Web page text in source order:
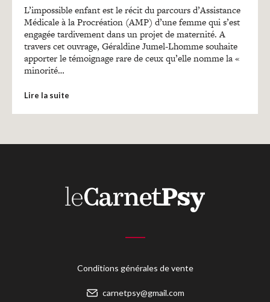
Recherches
Entretiens
Revues
Mon panier
L’impossible enfant est le récit du parcours d’Assistance
Médicale à la Procréation (AMP) d’une femme qui s’est
engagée tardivement dans un projet de maternité. A
travers cet ouvrage, Géraldine Jumel-Lhomme souhaite
apporter le témoignage rare de ceux qu’elle nomme la «
minorité…
Lire la suite
Conditions générales de vente
carnetpsy@gmail.com